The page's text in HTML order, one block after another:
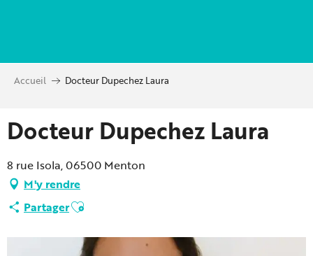
principal
Accueil Docteur Dupechez Laura
Docteur Dupechez Laura
8 rue Isola, 06500 Menton
M'y rendre
PartagerAjouter aux favoris